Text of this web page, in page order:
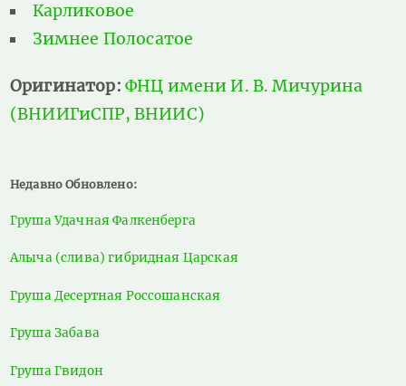
Карликовое
Зимнее Полосатое
Оригинатор: ФНЦ имени И. В. Мичурина
(ВНИИГиСПР, ВНИИС)
Недавно Обновлено:
Груша Удачная Фалкенберга
Алыча (слива) гибридная Царская
Груша Десертная Россошанская
Груша Забава
Груша Гвидон